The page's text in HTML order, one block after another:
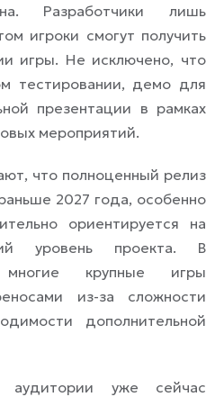
Разработчики лишь
игроки смогут получить
игры. Не исключено, что
тестировании, демо для
презентации в рамках
мероприятий.
что полноценный релиз
2027 года, особенно
ориентируется на
уровень проекта. В
крупные игры
из-за сложности
дополнительной
уже сейчас